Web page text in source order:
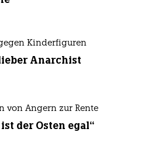
Kinderfiguren
Anarchist
von Angern zur Rente
der Osten egal“